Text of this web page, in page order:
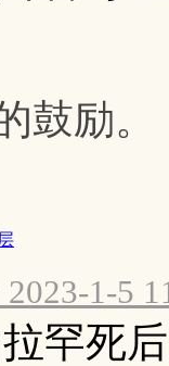
鼓励。
1-5
罕死